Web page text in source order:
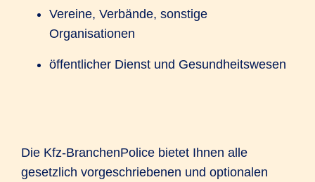
Vereine, Verbände, sonstige
Organisationen
öffentlicher Dienst und Gesundheitswesen
Die Kfz-BranchenPolice bietet Ihnen alle
gesetzlich vorgeschriebenen und optionalen